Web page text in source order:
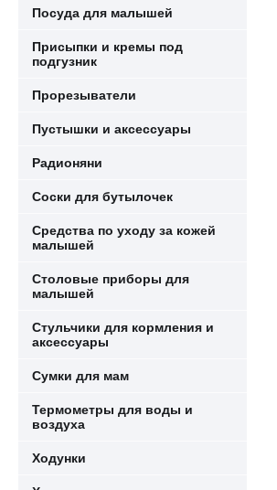
Посуда для малышей
Присыпки и кремы под
подгузник
Прорезыватели
Пустышки и аксессуары
Радионяни
Соски для бутылочек
Средства по уходу за кожей
малышей
Столовые приборы для
малышей
Стульчики для кормления и
аксессуары
Сумки для мам
Термометры для воды и
воздуха
Ходунки